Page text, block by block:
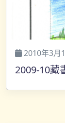
2010年3月
2009-10藏